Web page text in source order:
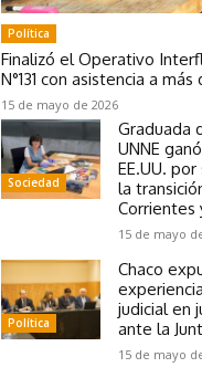
Política
Finalizó el Operativo
N°131 con asistencia a
15 de mayo de 2026
Sociedad
Graduada
UNNE
EE.UU.
la
Corrientes
15 de mayo
Política
Chaco
judicial en
ante la
15 de mayo